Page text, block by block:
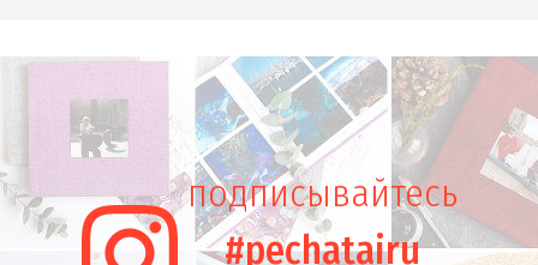
подписывайтесь
#pechatairu